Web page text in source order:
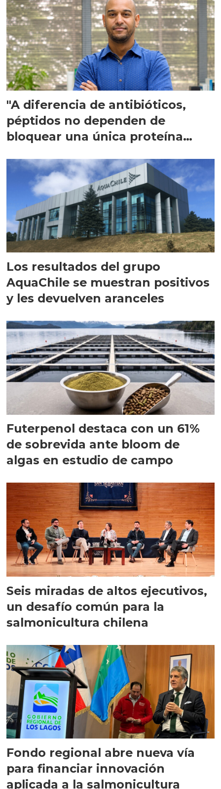
"A diferencia de antibióticos,
péptidos no dependen de
bloquear una única proteína
Los resultados del grupo
AquaChile se muestran positivos
y les devuelven aranceles
Futerpenol destaca con un 61%
de sobrevida ante bloom de
algas en estudio de campo
Seis miradas de altos ejecutivos,
un desafío común para la
salmonicultura chilena
Fondo regional abre nueva vía
para financiar innovación
aplicada a la salmonicultura